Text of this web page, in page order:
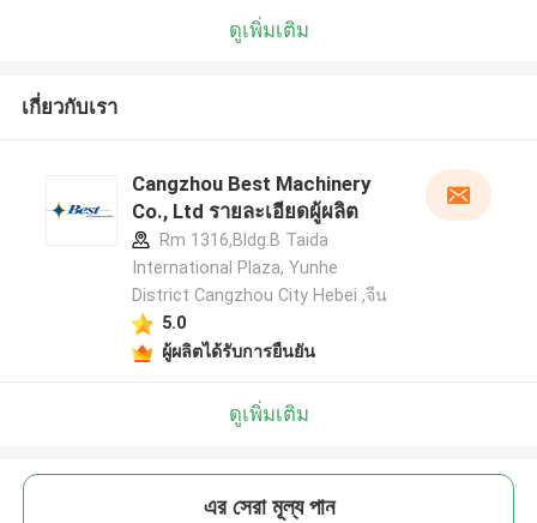
ดูเพิ่มเติม
เกี่ยวกับเรา
Cangzhou Best Machinery
Co., Ltd รายละเอียดผู้ผลิต
Rm 1316,Bldg.B Taida
International Plaza, Yunhe
District Cangzhou City Hebei ,จีน
5.0
ผู้ผลิตได้รับการยืนยัน
ดูเพิ่มเติม
এর সেরা মূল্য পান